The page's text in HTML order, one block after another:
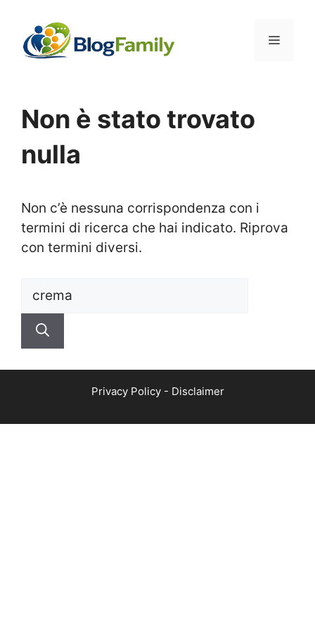
contenuto
Menu
Non è stato trovato
nulla
Non c’è nessuna corrispondenza con i
termini di ricerca che hai indicato. Riprova
con termini diversi.
Privacy Policy- Disclaimer